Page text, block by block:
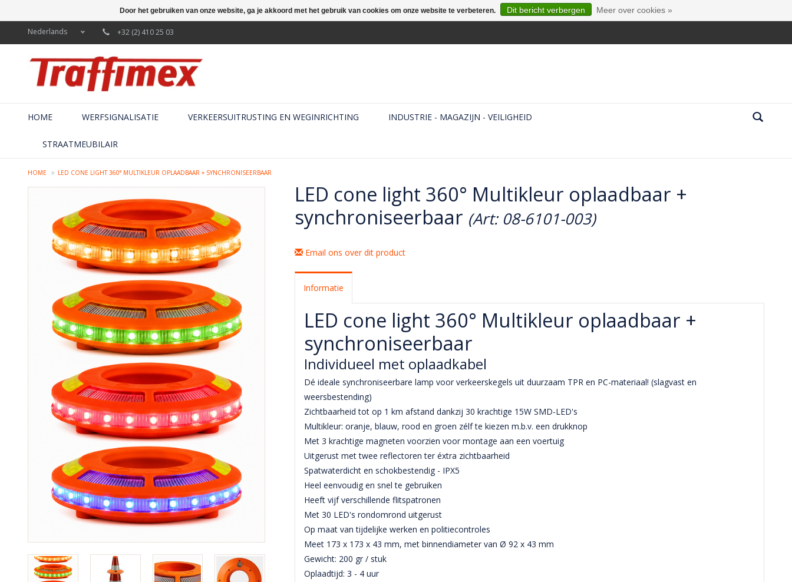
Nederlands +32 (2) 410 25 03
HOME WERFSIGNALISATIE VERKEERSUITRUSTING EN WEGINRICHTING INDUSTRIE - MAGAZIJN - VEILIGHEID
STRAATMEUBILAIR
HOME LED CONE LIGHT 360° MULTIKLEUR OPLAADBAAR + SYNCHRONISEERBAAR
LED cone light 360° Multikleur oplaadbaar +
synchroniseerbaar (Art: 08-6101-003)
Email ons over dit product
Informatie
LED cone light 360° Multikleur oplaadbaar +
synchroniseerbaar
Individueel met oplaadkabel
Dé ideale synchroniseerbare lamp voor verkeerskegels uit duurzaam TPR en PC-materiaal! (slagvast en
weersbestending)
Zichtbaarheid tot op 1 km afstand dankzij 30 krachtige 15W SMD-LED's
Multikleur: oranje, blauw, rood en groen zélf te kiezen m.b.v. een drukknop
Met 3 krachtige magneten voorzien voor montage aan een voertuig
Uitgerust met twee reflectoren ter éxtra zichtbaarheid
Spatwaterdicht en schokbestendig - IPX5
Heel eenvoudig en snel te gebruiken
Heeft vijf verschillende flitspatronen
Met 30 LED's rondomrond uitgerust
Op maat van tijdelijke werken en politiecontroles
Meet 173 x 173 x 43 mm, met binnendiameter van Ø 92 x 43 mm
Gewicht: 200 gr / stuk
Oplaadtijd: 3 - 4 uur
Door het gebruiken van onze website, ga je akkoord met het gebruik van cookies om onze website te verbeteren. Dit bericht verbergen Meer over cookies »